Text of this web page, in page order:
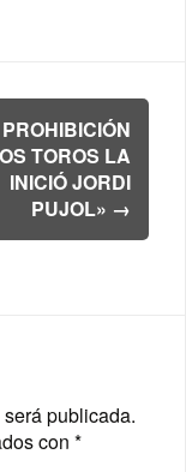
TOROS LA
INICIÓ JORDI
PUJOL» →
publicada.
con *